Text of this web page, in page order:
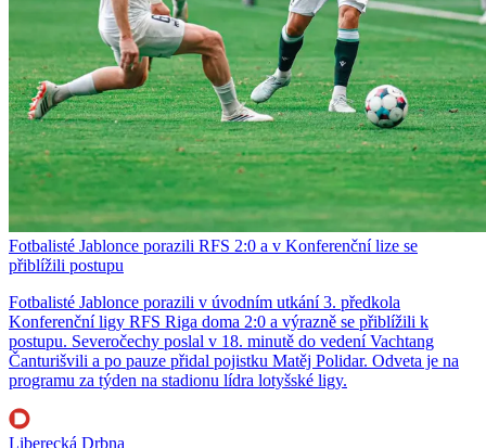
Fotbalisté Jablonce porazili RFS 2:0 a v Konferenční lize se
přiblížili postupu
Fotbalisté Jablonce porazili v úvodním utkání 3. předkola
Konferenční ligy RFS Riga doma 2:0 a výrazně se přiblížili k
postupu. Severočechy poslal v 18. minutě do vedení Vachtang
Čanturišvili a po pauze přidal pojistku Matěj Polidar. Odveta je na
programu za týden na stadionu lídra lotyšské ligy.
Liberecká Drbna